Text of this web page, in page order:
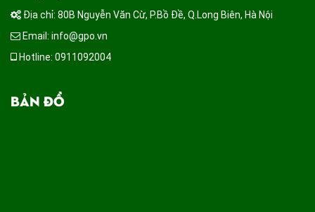
Địa chỉ: 80B Nguyễn Văn Cừ, P.Bồ Đề, Q.Long Biên, Hà Nội
Email: info@gpo.vn
Hotline: 0911092004
BẢN ĐỒ